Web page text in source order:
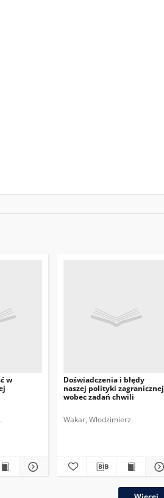
w
Doświadczenia i błędy
naszej polityki zagranicznej
wobec zadań chwili
Wakar, Włodzimierz.